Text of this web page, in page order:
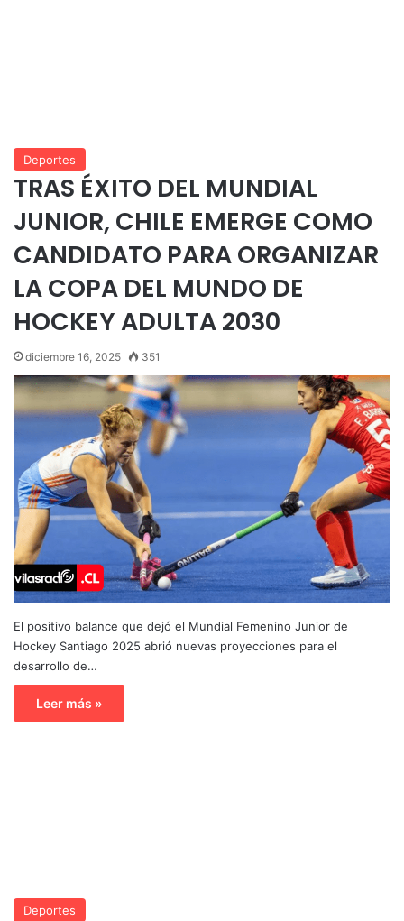
Deportes
TRAS ÉXITO DEL MUNDIAL
JUNIOR, CHILE EMERGE COMO
CANDIDATO PARA ORGANIZAR
LA COPA DEL MUNDO DE
HOCKEY ADULTA 2030
diciembre 16, 2025 351
El positivo balance que dejó el Mundial Femenino Junior de
Hockey Santiago 2025 abrió nuevas proyecciones para el
desarrollo de…
Leer más »
Deportes